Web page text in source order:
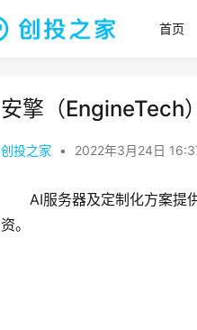
首页
安擎（EngineTech
创投之家 • 2022年3月24日
AI服务器及定制化方案提
资。